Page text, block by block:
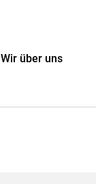
Wir über uns